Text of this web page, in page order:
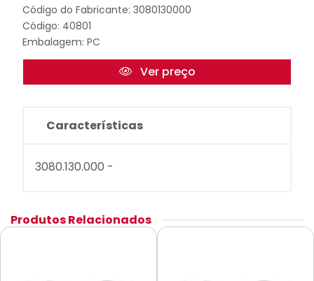
Código do Fabricante: 3080130000
Código: 40801
Embalagem: PC
Ver preço
Características
3080.130.000 -
Produtos Relacionados